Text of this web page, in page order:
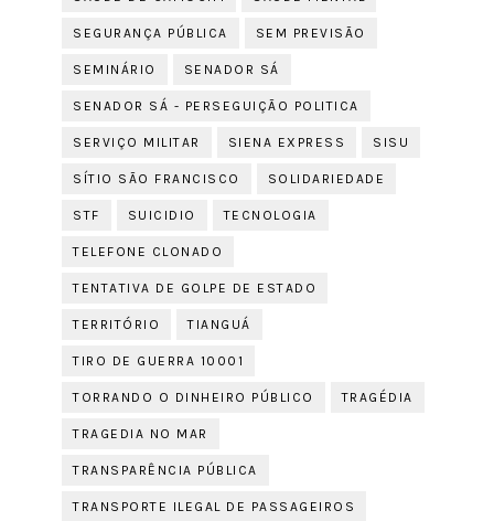
SEGURANÇA PÚBLICA SEM PREVISÃO
SEMINÁRIO SENADOR SÁ
SENADOR SÁ - PERSEGUIÇÃO POLITICA
SERVIÇO MILITAR SIENA EXPRESS SISU
SÍTIO SÃO FRANCISCO SOLIDARIEDADE
STF SUICIDIO TECNOLOGIA
TELEFONE CLONADO
TENTATIVA DE GOLPE DE ESTADO
TERRITÓRIO TIANGUÁ
TIRO DE GUERRA 10001
TORRANDO O DINHEIRO PÚBLICO TRAGÉDIA
TRAGEDIA NO MAR
TRANSPARÊNCIA PÚBLICA
TRANSPORTE ILEGAL DE PASSAGEIROS